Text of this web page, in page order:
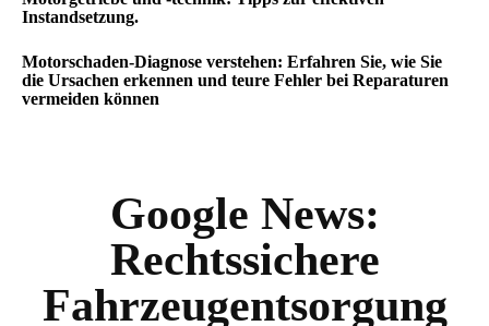
Instandsetzung.
Motorschaden-Diagnose verstehen: Erfahren Sie, wie Sie
die Ursachen erkennen und teure Fehler bei Reparaturen
vermeiden können
Google News:
Rechtssichere
Fahrzeugentsorgung